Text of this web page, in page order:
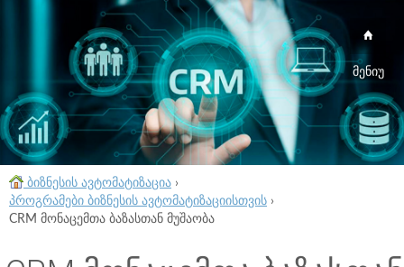
მენიუ
ბიზნესის ავტომატიზაცია ›
პროგრამები ბიზნესის ავტომატიზაციისთვის ›
CRM მონაცემთა ბაზასთან მუშაობა